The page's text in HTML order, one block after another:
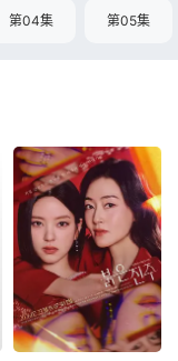
第04集 第05集